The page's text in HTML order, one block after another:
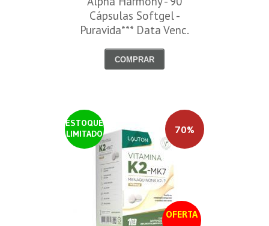
Cápsulas Softgel -
Puravida*** Data Venc.
COMPRAR
ESTOQUE
LIMITADO
OFERTA
70%